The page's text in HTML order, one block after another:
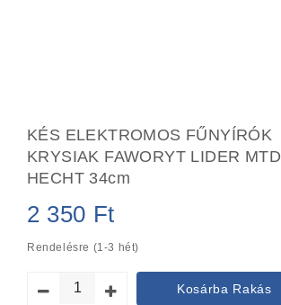
KÉS ELEKTROMOS FŰNYÍRÓK
KRYSIAK FAWORYT LIDER MTD
HECHT 34cm
2 350 Ft
Rendelésre (1-3 hét)
Kosárba Rakás